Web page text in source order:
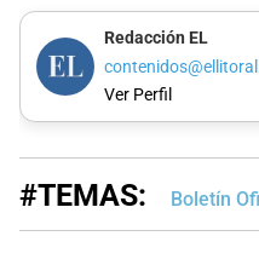
Redacción EL
Ver Perfil
#TEMAS: Boletín